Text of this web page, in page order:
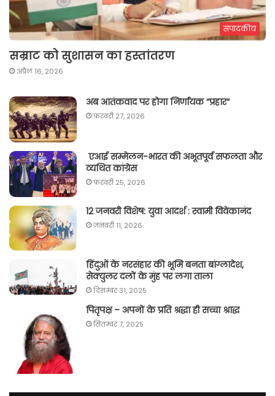
संपादकीय
सम्राट को सुशासन का हस्तांतरण
अप्रैल 16, 2026
अब आतंकवाद पर होगा निर्णायक “प्रहार“
फ़रवरी 27, 2026
एआई सम्मेलन-भारत की अभूतपूर्व सफलता और
व्यथित कांग्रेस
फ़रवरी 25, 2026
12 जनवरी विशेष: युवा आदर्श : स्वामी विवेकानंद
जनवरी 11, 2026
हिंदुओं के नरसंहार की भूमि बनता बांग्लादेश,
सेक्युलर दलों के मुंह पर लगा ताला
दिसम्बर 31, 2025
पितृपक्ष – अपनों के प्रति श्रद्धा ही सच्चा श्राद्ध
सितम्बर 7, 2025